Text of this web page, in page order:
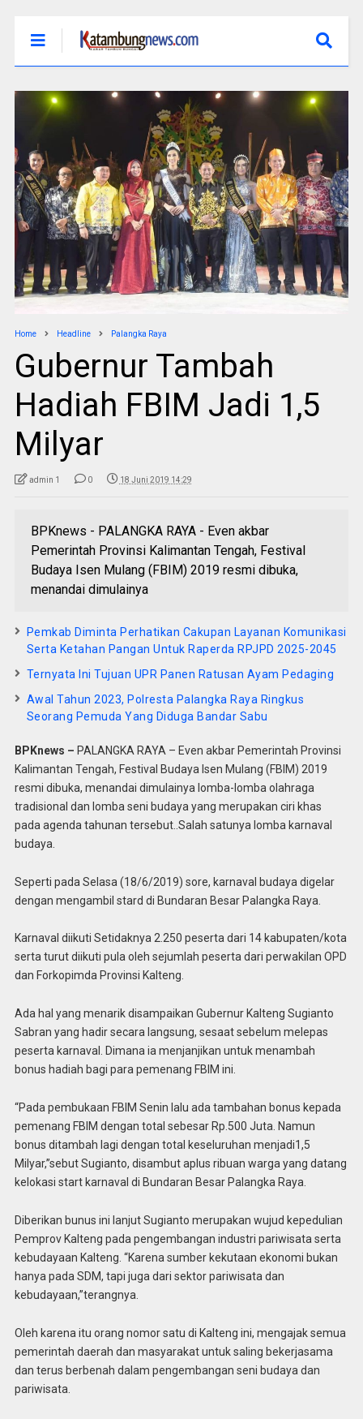
Home Headline Palangka Raya
Gubernur Tambah
Hadiah FBIM Jadi 1,5
Milyar
admin 1 0 18 Juni 2019 14:29
BPKnews - PALANGKA RAYA - Even akbar
Pemerintah Provinsi Kalimantan Tengah, Festival
Budaya Isen Mulang (FBIM) 2019 resmi dibuka,
menandai dimulainya
Pemkab Diminta Perhatikan Cakupan Layanan Komunikasi
Serta Ketahan Pangan Untuk Raperda RPJPD 2025-2045
Ternyata Ini Tujuan UPR Panen Ratusan Ayam Pedaging
Awal Tahun 2023, Polresta Palangka Raya Ringkus
Seorang Pemuda Yang Diduga Bandar Sabu
BPKnews – PALANGKA RAYA – Even akbar Pemerintah Provinsi
Kalimantan Tengah, Festival Budaya Isen Mulang (FBIM) 2019
resmi dibuka, menandai dimulainya lomba-lomba olahraga
tradisional dan lomba seni budaya yang merupakan ciri khas
pada agenda tahunan tersebut..Salah satunya lomba karnaval
budaya.
Seperti pada Selasa (18/6/2019) sore, karnaval budaya digelar
dengan mengambil stard di Bundaran Besar Palangka Raya.
Karnaval diikuti Setidaknya 2.250 peserta dari 14 kabupaten/kota
serta turut diikuti pula oleh sejumlah peserta dari perwakilan OPD
dan Forkopimda Provinsi Kalteng.
Ada hal yang menarik disampaikan Gubernur Kalteng Sugianto
Sabran yang hadir secara langsung, sesaat sebelum melepas
peserta karnaval. Dimana ia menjanjikan untuk menambah
bonus hadiah bagi para pemenang FBIM ini.
“Pada pembukaan FBIM Senin lalu ada tambahan bonus kepada
pemenang FBIM dengan total sebesar Rp.500 Juta. Namun
bonus ditambah lagi dengan total keseluruhan menjadi1,5
Milyar,”sebut Sugianto, disambut aplus ribuan warga yang datang
kelokasi start karnaval di Bundaran Besar Palangka Raya.
Diberikan bunus ini lanjut Sugianto merupakan wujud kepedulian
Pemprov Kalteng pada pengembangan industri pariwisata serta
kebudayaan Kalteng. “Karena sumber kekutaan ekonomi bukan
hanya pada SDM, tapi juga dari sektor pariwisata dan
kebudayaan,”terangnya.
Oleh karena itu orang nomor satu di Kalteng ini, mengajak semua
pemerintah daerah dan masyarakat untuk saling bekerjasama
dan terus berbenah dalam pengembangan seni budaya dan
pariwisata.